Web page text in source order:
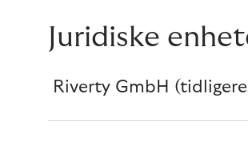
Juridiske
Riverty GmbH